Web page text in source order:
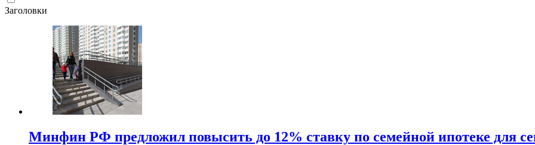
Заголовки
Минфин РФ предложил повысить до 12% ставку по семейной ипотеке для